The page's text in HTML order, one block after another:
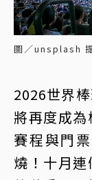
圖／unsplash
2026世界
將再度成
賽程與門
燒！十月